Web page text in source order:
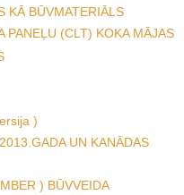
KĀ BŪVMATERIĀLS
PANEĻU (CLT) KOKA MĀJAS
)
UN KANĀDAS
) BŪVVEIDA